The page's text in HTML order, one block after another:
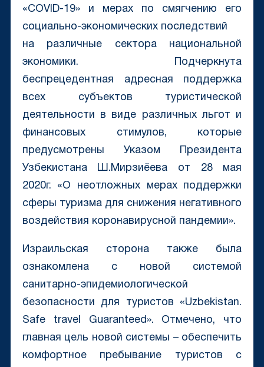
«COVID-19» и мерах по смягчению его
социально-экономических последствий
на различные сектора национальной
экономики. Подчеркнута
беспрецедентная адресная поддержка
всех субъектов туристической
деятельности в виде различных льгот и
финансовых стимулов, которые
предусмотрены Указом Президента
Узбекистана Ш.Мирзиёева от 28 мая
2020г. «О неотложных мерах поддержки
сферы туризма для снижения негативного
воздействия коронавирусной пандемии».
Израильская сторона также была
ознакомлена с новой системой
санитарно-эпидемиологической
безопасности для туристов «Uzbekistan.
Safe travel Guaranteed». Отмечено, что
главная цель новой системы – обеспечить
комфортное пребывание туристов с